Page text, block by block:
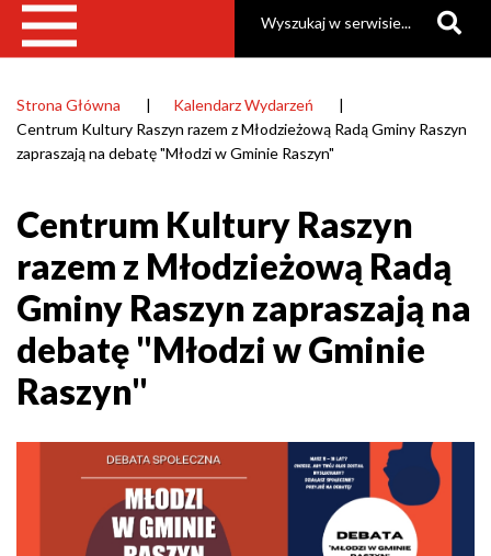
w
Gminie
Raszyn&quot;
Raszyn
Ścieżka
nawigacyjna
Strona Główna
Kalendarz Wydarzeń
Centrum Kultury Raszyn razem z Młodzieżową Radą Gminy Raszyn
zapraszają na debatę "Młodzi w Gminie Raszyn"
Centrum Kultury Raszyn
razem z Młodzieżową Radą
Gminy Raszyn zapraszają na
debatę "Młodzi w Gminie
Raszyn"